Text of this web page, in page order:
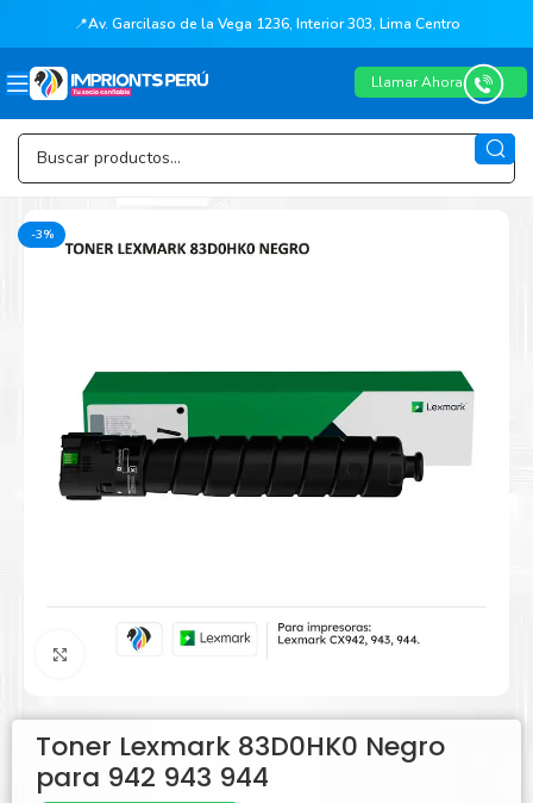
📍Av. Garcilaso de la Vega 1236, Interior 303, Lima Centro
Llamar Ahora
-3%
Agrandar
Toner Lexmark 83D0HK0 Negro
para 942 943 944